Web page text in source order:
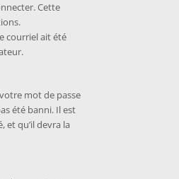
Cette
courriel ait été
mot de passe
été banni. Il est
qu’il devra la